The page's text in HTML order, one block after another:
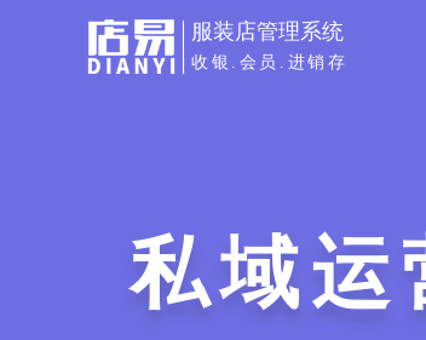
服装店管理系统
收银.会员.进销存
商城小